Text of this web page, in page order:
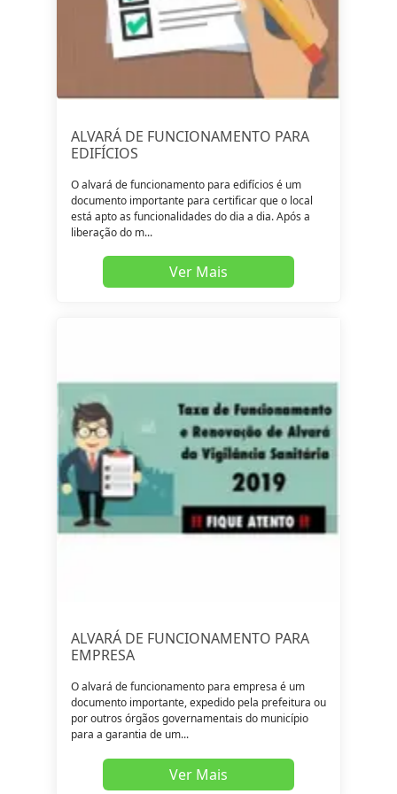
ALVARÁ DE FUNCIONAMENTO PARA
EDIFÍCIOS
O alvará de funcionamento para edifícios é um
documento importante para certificar que o local
está apto as funcionalidades do dia a dia. Após a
liberação do m...
Ver Mais
ALVARÁ DE FUNCIONAMENTO PARA
EMPRESA
O alvará de funcionamento para empresa é um
documento importante, expedido pela prefeitura ou
por outros órgãos governamentais do município
para a garantia de um...
Ver Mais